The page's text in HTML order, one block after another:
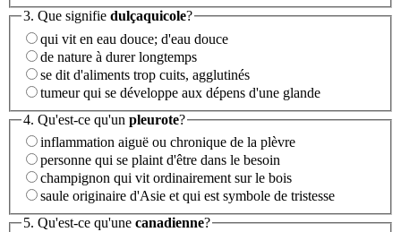
3. Que signifie dulçaquicole?
qui vit en eau douce; d'eau douce
de nature à durer longtemps
se dit d'aliments trop cuits, agglutinés
tumeur qui se développe aux dépens d'une glande
4. Qu'est-ce qu'un pleurote?
inflammation aiguë ou chronique de la plèvre
personne qui se plaint d'être dans le besoin
champignon qui vit ordinairement sur le bois
saule originaire d'Asie et qui est symbole de tristesse
5. Qu'est-ce qu'une canadienne?